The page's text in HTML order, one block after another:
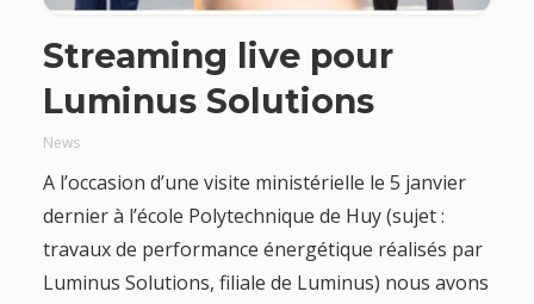
Streaming live pour
Luminus Solutions
News
A l’occasion d’une visite ministérielle le 5 janvier
dernier à l’école Polytechnique de Huy (sujet :
travaux de performance énergétique réalisés par
Luminus Solutions, filiale de Luminus) nous avons